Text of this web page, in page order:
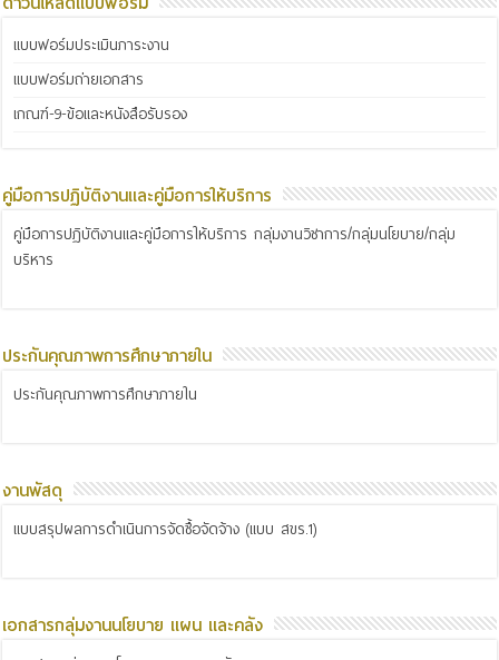
แบบฟอร์มประเมินภาระงาน
แบบฟอร์มถ่ายเอกสาร
เกณฑ์-9-ข้อและหนังสือรับรอง
คู่มือการปฏิบัติงานและคู่มือการให้บริการ
คู่มือการปฏิบัติงานและคู่มือการให้บริการ กลุ่มงานวิชาการ/กลุ่มนโยบาย/กลุ่ม
บริหาร
ประกันคุณภาพการศึกษาภายใน
ประกันคุณภาพการศึกษาภายใน
งานพัสดุ
แบบสรุปผลการดำเนินการจัดซื้อจัดจ้าง (แบบ สขร.1)
เอกสารกลุ่มงานนโยบาย แผน และคลัง